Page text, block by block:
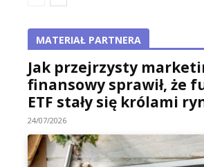
MATERIAŁ PARTNERA
Jak przejrzysty
finansowy sprawił, że
ETF stały się królami
24/07/2026